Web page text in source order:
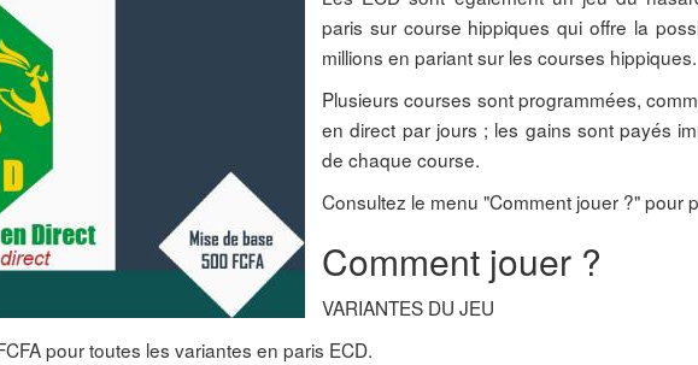
paris sur course hippiques qui offre la
millions en pariant sur les courses hippiques.
Plusieurs courses sont programmées,
en direct par jours ; les gains sont payés
de chaque course.
Consultez le menu "Comment jouer ?" pour
Comment jouer ?
VARIANTES DU JEU
pour toutes les variantes en paris ECD.